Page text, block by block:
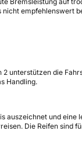
nicht empfehlenswert
unterstützen die
Handling.
auszeichnet und
Die Reifen